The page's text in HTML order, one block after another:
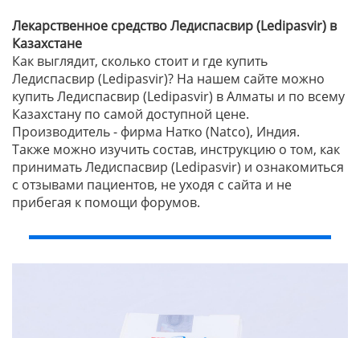
Лекарственное средство Ледиспасвир (Ledipasvir) в
Казахстане
Как выглядит, сколько стоит и где купить
Ледиспасвир (Ledipasvir)? На нашем сайте можно
купить Ледиспасвир (Ledipasvir) в Алматы и по всему
Казахстану по самой доступной цене.
Производитель - фирма Натко (Natco), Индия.
Также можно изучить состав, инструкцию о том, как
принимать Ледиспасвир (Ledipasvir) и ознакомиться
с отзывами пациентов, не уходя с сайта и не
прибегая к помощи форумов.